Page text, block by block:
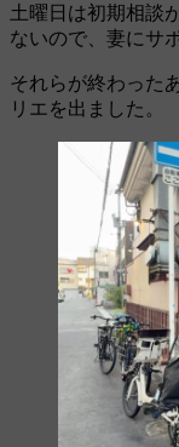
土曜日は初期相談
ないので、妻にサ
それらが終わった
リエを出ました。